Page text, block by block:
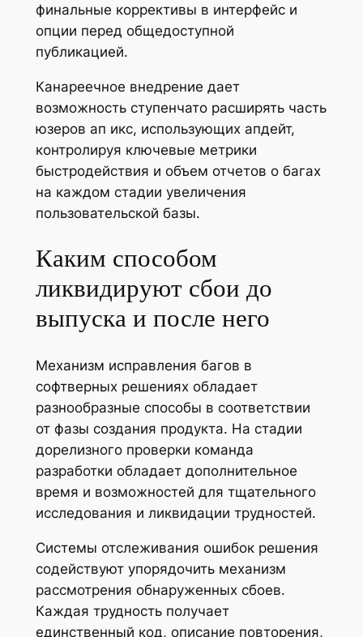
финальные коррективы в интерфейс и
опции перед общедоступной
публикацией.
Канареечное внедрение дает
возможность ступенчато расширять часть
юзеров ап икс, использующих апдейт,
контролируя ключевые метрики
быстродействия и объем отчетов о багах
на каждом стадии увеличения
пользовательской базы.
Каким способом
ликвидируют сбои до
выпуска и после него
Механизм исправления багов в
софтверных решениях обладает
разнообразные способы в соответствии
от фазы создания продукта. На стадии
дорелизного проверки команда
разработки обладает дополнительное
время и возможностей для тщательного
исследования и ликвидации трудностей.
Системы отслеживания ошибок решения
содействуют упорядочить механизм
рассмотрения обнаруженных сбоев.
Каждая трудность получает
единственный код, описание повторения,